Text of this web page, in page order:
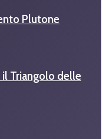
Plutone
Triangolo delle